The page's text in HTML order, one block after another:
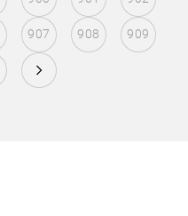
907 908 909